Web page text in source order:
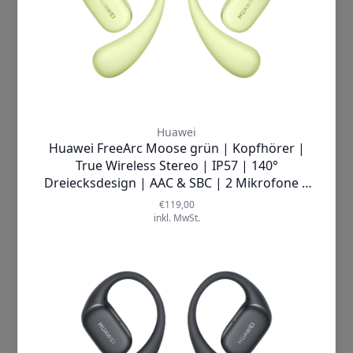
gepolsterter Kopfbügel erhöht den Komfort. Ein
verstellbarer Kopfbügel verhindert bei
Bewegungen das Verrutschen und ermöglicht
eine gute Passform. Besonders komfortabel
einfach die Ohrmuschel zur Seite. Wenn der
Kopfbügel und die Ohrmuscheln einklappbar
sind, lässt sich der Kopfhörer platzsparend
verstauen. Dies ist auf Reisen besonders
Während Ohrhörer für Erwachsene zumeist in
Schwarz sind, haben Kopfhörer für Kinder
bunte Farben. Vor allem helle Farbtöne
überwiegen, wie Hellblau, Hellgrün, Gelb, Rot
Verwendung von Cookies ein. Zum
anderen holen wir auf diese Weise –
soweit erforderlich – deine Einwilligung in
die auf diesen Cookies basierende
Daten an unsere Marketingpartner
(Dritte). Unsere Marketingpartner
verwenden ebenfalls Cookies und andere
Technologien zur Personalisierung,
Messung und Analyse von
auf wesentliche Cookies und
Technologien. Wenn Du damit nicht
einverstanden bist, dann klicke auf
"Cookies ablehnen". Mehr Information
findest Du in unserer